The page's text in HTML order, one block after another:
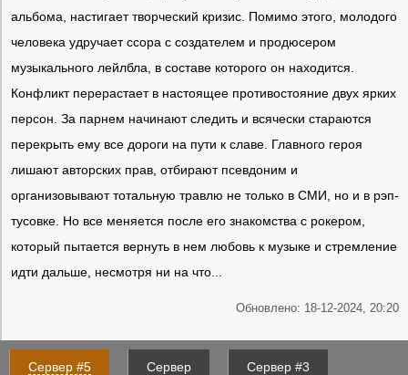
альбома, настигает творческий кризис. Помимо этого, молодого
человека удручает ссора с создателем и продюсером
музыкального лейлбла, в составе которого он находится.
Конфликт перерастает в настоящее противостояние двух ярких
персон. За парнем начинают следить и всячески стараются
перекрыть ему все дороги на пути к славе. Главного героя
лишают авторских прав, отбирают псевдоним и
организовывают тотальную травлю не только в СМИ, но и в рэп-
тусовке. Но все меняется после его знакомства с рокером,
который пытается вернуть в нем любовь к музыке и стремление
идти дальше, несмотря ни на что...
Обновлено: 18-12-2024, 20:20
Сервер #5 Сервер Сервер #3